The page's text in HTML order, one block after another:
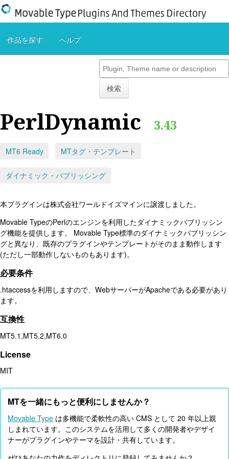
作品を探す ヘルプ
検索
PerlDynamic 3.43
MT6 Ready MTタグ・テンプレート
ダイナミック・パブリッシング
本プラグインは株式会社ワールドイズマインに譲渡しました。
Movable TypeのPerlのエンジンを利用したダイナミックパブリッシン
グ機能を提供します。 Movable Type標準のダイナミックパブリッシン
グと異なり、既存のプラグインやテンプレートがそのまま動作します
(ただし一部動作しないものもあります)。
必要条件
.htaccessを利用しますので、WebサーバーがApacheである必要があり
ます。
互換性
MT5.1,MT5.2,MT6.0
License
MIT
MTを一緒にもっと便利にしませんか？
Movable Type は多機能で柔軟性の高い CMS として 20 年以上親
しまれています。このシステムを活用して多くの開発者やデザイ
ナーがプラグインやテーマを設計・共有しています。